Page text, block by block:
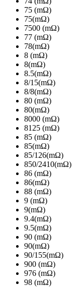
75 (mΩ)
75(mΩ)
7500 (mΩ)
77 (mΩ)
78(mΩ)
8 (mΩ)
8(mΩ)
8.5(mΩ)
8/15(mΩ)
8/8(mΩ)
80 (mΩ)
80(mΩ)
8000 (mΩ)
8125 (mΩ)
85 (mΩ)
85(mΩ)
85/126(mΩ)
850/2410(mΩ)
86 (mΩ)
86(mΩ)
88 (mΩ)
9 (mΩ)
9(mΩ)
9.4(mΩ)
9.5(mΩ)
90 (mΩ)
90(mΩ)
90/155(mΩ)
900 (mΩ)
976 (mΩ)
98 (mΩ)